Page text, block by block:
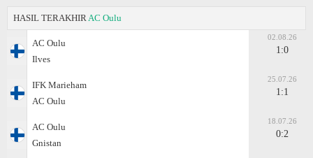
HASIL TERAKHIR AC Oulu
AC Oulu
Ilves
02.08.26
1:0
IFK Marieham
AC Oulu
25.07.26
1:1
AC Oulu
Gnistan
18.07.26
0:2